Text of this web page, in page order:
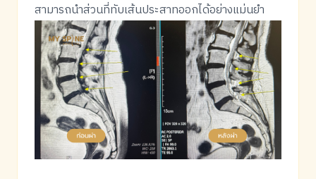
สามารถนำส่วนที่ทับเส้นประสาทออกได้อย่างแม่นยำ